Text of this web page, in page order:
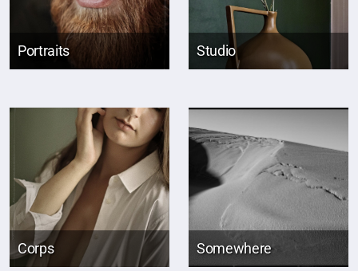
Portraits Studio
Corps Somewhere